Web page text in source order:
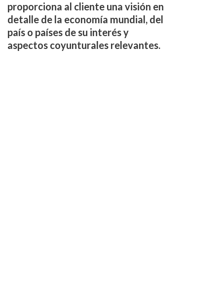
proporciona al cliente una visión en
detalle de la economía mundial, del
país o países de su interés y
aspectos coyunturales relevantes.